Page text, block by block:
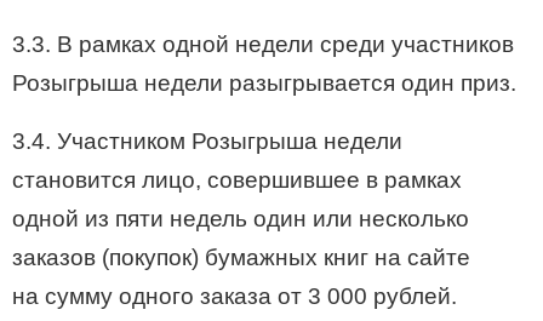
3.3. В рамках одной недели среди участников
Розыгрыша недели разыгрывается один приз.
3.4. Участником Розыгрыша недели
становится лицо, совершившее в рамках
одной из пяти недель один или несколько
заказов (покупок) бумажных книг на сайте
на сумму одного заказа от 3 000 рублей.